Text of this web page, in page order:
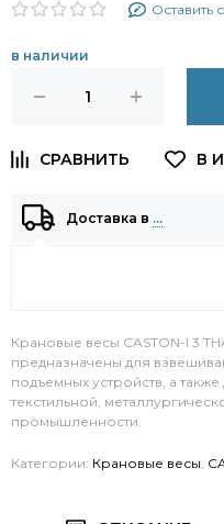
Оставить
в наличии
Доставка в …
Крановые весы CASTON-I 3
предназначены для
подъемных устройств, а
текстильной,
промышленности.
Категории: Крановые весы,